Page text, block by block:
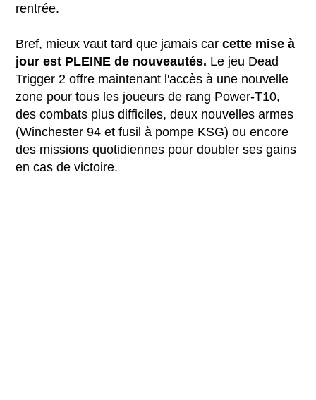
rentrée.
Bref, mieux vaut tard que jamais carcette mise à
jour est PLEINE de nouveautés. Le jeu Dead
Trigger 2 offre maintenant l'accès à une nouvelle
zone pour tous les joueurs de rang Power-T10,
des combats plus difficiles, deux nouvelles armes
(Winchester 94 et fusil à pompe KSG) ou encore
des missions quotidiennes pour doubler ses gains
en cas de victoire.